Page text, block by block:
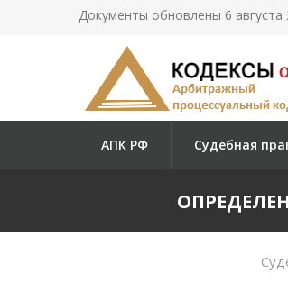
Документы обновлены 6 августа
АПК РФ Судебная